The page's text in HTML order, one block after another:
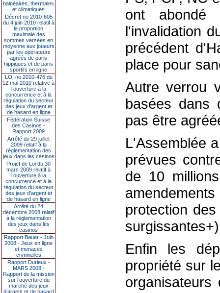
balnéaires, thermales
et climatiques
Décret no 2010-605
du 4 juin 2010 relatif à
la proportion
maximale des
sommes versées en
moyenne aux joueurs
par les opérateurs
agréés de paris
hippiques et de paris
sportifs en ligne
LOI no 2010-476 du
12 mai 2010 relative à
l’ouverture à la
concurrence et à la
régulation du secteur
des jeux d’argent et
de hasard en ligne
Fédération Suisse
des Casinos -
Rapport 2009
Arrêté du 29 juillet
2009 relatif à la
réglementation des
jeux dans les casinos
Projet de Loi du 30
mars 2009 relatif à
l’ouverture à la
concurrence et à la
régulation du secteur
des jeux d’argent et
de hasard en ligne
Arrêté du 24
décembre 2008 relatif
à la réglementation
des jeux dans les
casinos
Rapport Bauer - Juin
2008 - Jeux en ligne
et menaces
criminelles
Rapport Durieux -
MARS 2008 -
Rapport de la mission
sur l’ouverture du
marché des jeux
d’argent et de hasard
ont
l'invalidation
précédent
place pour
Autre verrou
basées dans
pas être
L'Assemblée
prévues
de 10
protection
Enfin les
propriété sur